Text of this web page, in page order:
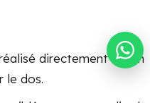
directement sur un
le dos.